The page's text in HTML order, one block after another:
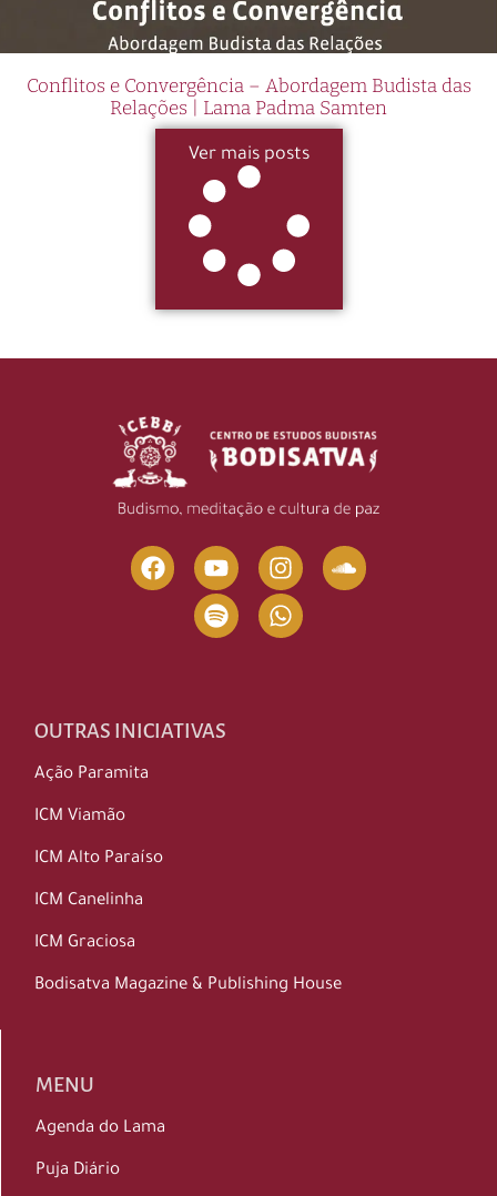
Conflitos e Convergência – Abordagem Budista das
Relações | Lama Padma Samten
Ver mais posts
OUTRAS INICIATIVAS
Ação Paramita
ICM Viamão
ICM Alto Paraíso
ICM Canelinha
ICM Graciosa
Bodisatva Magazine & Publishing House
MENU
Agenda do Lama
Puja Diário